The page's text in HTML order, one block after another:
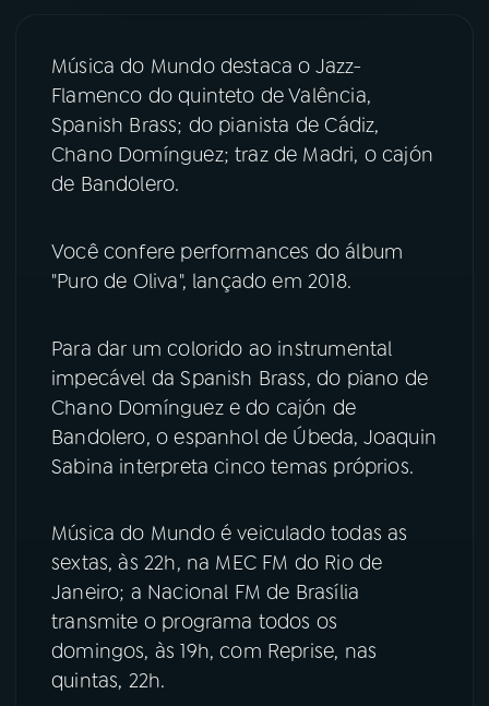
07ÚLTIMAS
08FESTIVAL DE MÚSICA
YouTube
TikTok
Música do Mundo destaca o Jazz-
Flamenco do quinteto de Valência,
Spanish Brass; do pianista de Cádiz,
Chano Domínguez; traz de Madri, o cajón
de Bandolero.
Você confere performances do álbum
"Puro de Oliva", lançado em 2018.
Para dar um colorido ao instrumental
impecável da Spanish Brass, do piano de
Chano Domínguez e do cajón de
Bandolero, o espanhol de Úbeda, Joaquin
Sabina interpreta cinco temas próprios.
Música do Mundo é veiculado todas as
sextas, às 22h, na MEC FM do Rio de
Janeiro; a Nacional FM de Brasília
transmite o programa todos os
domingos, às 19h, com Reprise, nas
quintas, 22h.